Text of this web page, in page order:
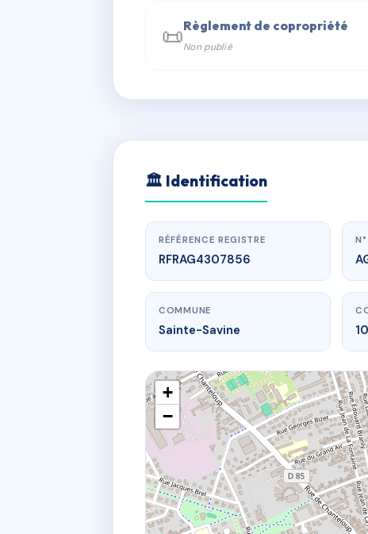
📞 Contacter Syndic Digital 💬
📜Règlement de copropriété
Non publié
13 r
🏛 Identification
RÉFÉRENCE REGISTRE
RFRAG4307856
COMMUNE
Sainte-Savine
+
−